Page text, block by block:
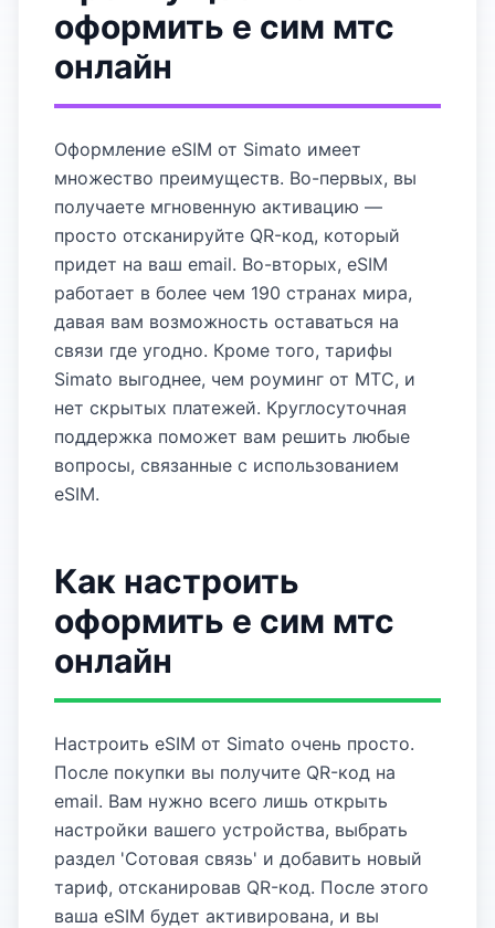
оформить е сим мтс
онлайн
Оформление eSIM от Simato имеет
множество преимуществ. Во-первых, вы
получаете мгновенную активацию —
просто отсканируйте QR-код, который
придет на ваш email. Во-вторых, eSIM
работает в более чем 190 странах мира,
давая вам возможность оставаться на
связи где угодно. Кроме того, тарифы
Simato выгоднее, чем роуминг от МТС, и
нет скрытых платежей. Круглосуточная
поддержка поможет вам решить любые
вопросы, связанные с использованием
eSIM.
Как настроить
оформить е сим мтс
онлайн
Настроить eSIM от Simato очень просто.
После покупки вы получите QR-код на
email. Вам нужно всего лишь открыть
настройки вашего устройства, выбрать
раздел 'Сотовая связь' и добавить новый
тариф, отсканировав QR-код. После этого
ваша eSIM будет активирована, и вы